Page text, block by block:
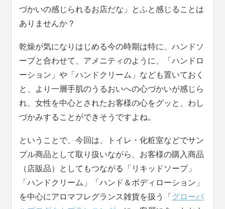
づかいの感じられるお店だな」とふと感じることは
ありませんか？
乾燥が気になりはじめる今の時期は特に、ハンドソ
ープと合わせて、アメニティのように、「ハンドロ
ーション」や「ハンドクリーム」なども置いておく
と、より一層手肌のうるおいへの心づかいが感じら
れ、女性を中心とされたお客様の心をグッと、わし
づかみすることができそうですよね。
ということで、今回は、トイレ・化粧室などでサン
プル商品として取り扱いながら、お客様の購入商品
（店販品）としてもつながる「リキッドソープ」
「ハンドクリーム」「ハンド＆ボディローション」
を中心にアロマフレグランス雑貨を扱う「 グローバ